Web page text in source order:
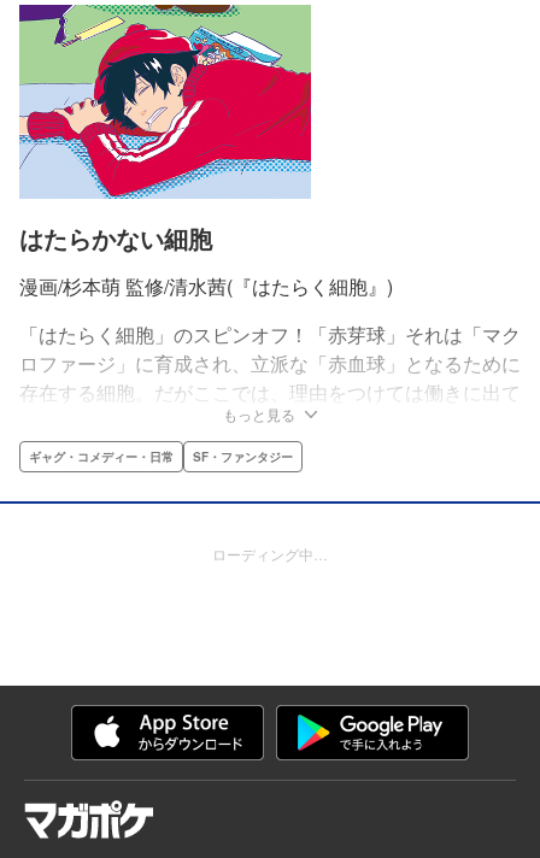
はたらかない細胞
漫画/杉本萌 監修/清水茜(『はたらく細胞』)
「はたらく細胞」のスピンオフ！「赤芽球」それは「マク
ロファージ」に育成され、立派な「赤血球」となるために
存在する細胞。だがここでは、理由をつけては働きに出て
くれないモラトリアム全開の生徒達（細胞）が、それも５
名も存在するのだった。
もっと見る
ギャグ・コメディー・日常 SF・ファンタジー
ローディング中…